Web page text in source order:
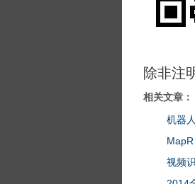
除非注
相关文章：
机器
视频